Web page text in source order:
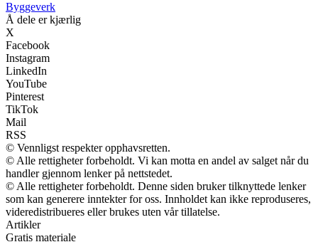
Byggeverk
Å dele er kjærlig
X
Facebook
Instagram
LinkedIn
YouTube
Pinterest
TikTok
Mail
RSS
© Vennligst respekter opphavsretten.
© Alle rettigheter forbeholdt. Vi kan motta en andel av salget når du
handler gjennom lenker på nettstedet.
© Alle rettigheter forbeholdt. Denne siden bruker tilknyttede lenker
som kan generere inntekter for oss. Innholdet kan ikke reproduseres,
videredistribueres eller brukes uten vår tillatelse.
Artikler
Gratis materiale